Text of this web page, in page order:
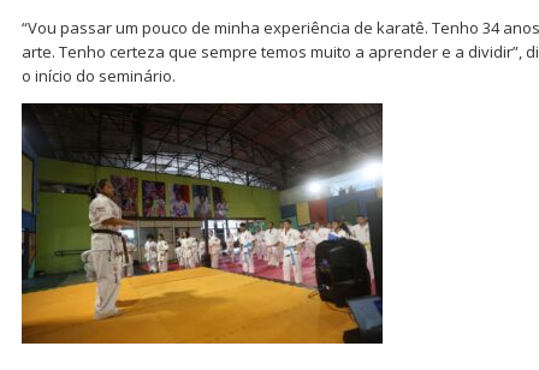
“Vou passar um pouco de minha experiência de karatê. Tenho 34
arte. Tenho certeza que sempre temos muito a aprender e a dividir”,
o início do seminário.